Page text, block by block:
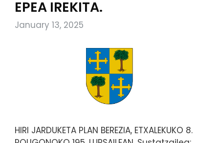
EPEA IREKITA.
January 13, 2025
HIRI JARDUKETA PLAN BEREZIA, ETXALEKUKO 8.